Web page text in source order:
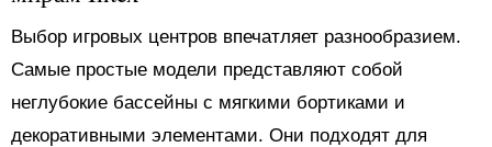
Выбор игровых центров впечатляет разнообразием.
Самые простые модели представляют собой
неглубокие бассейны с мягкими бортиками и
декоративными элементами. Они подходят для